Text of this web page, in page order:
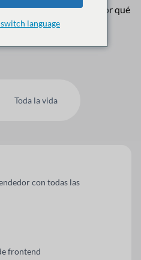
confían en nosotros, ¿por qué
no?
Toda la vida
con todas las
frontend
language